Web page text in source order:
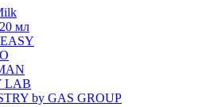
мл
LAB
by GAS GROUP